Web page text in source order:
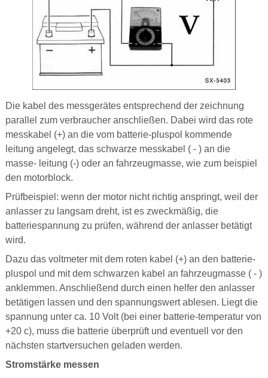
Die kabel des messgerätes entsprechend der zeichnung
parallel zum verbraucher anschließen. Dabei wird das rote
messkabel (+) an die vom batterie-pluspol kommende
leitung angelegt, das schwarze messkabel ( - ) an die
masse- leitung (-) oder an fahrzeugmasse, wie zum beispiel
den motorblock.
Prüfbeispiel: wenn der motor nicht richtig anspringt, weil der
anlasser zu langsam dreht, ist es zweckmäßig, die
batteriespannung zu prüfen, während der anlasser betätigt
wird.
Dazu das voltmeter mit dem roten kabel (+) an den batterie-
pluspol und mit dem schwarzen kabel an fahrzeugmasse ( - )
anklemmen. Anschließend durch einen helfer den anlasser
betätigen lassen und den spannungswert ablesen. Liegt die
spannung unter ca. 10 Volt (bei einer batterie-temperatur von
+20 c), muss die batterie überprüft und eventuell vor den
nächsten startversuchen geladen werden.
Stromstärke messen